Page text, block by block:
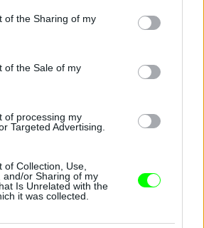
or usage behaviour. You may click to
to Google and its third-party tags to
specified purposes in below Google
of the Sharing of my
of the Sale of my
of processing my
Targeted Advertising.
of Collection, Use,
and/or Sharing of my
Is Unrelated with the
it was collected.
a tömegben a Coachella
/ Getty